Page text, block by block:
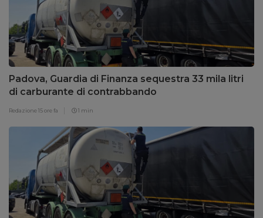
Padova, Guardia di Finanza sequestra 33 mila litri
di carburante di contrabbando
Redazione15 ore fa 1 min